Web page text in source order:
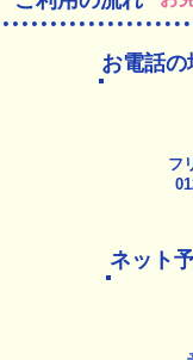
お電話の
フ
ネット